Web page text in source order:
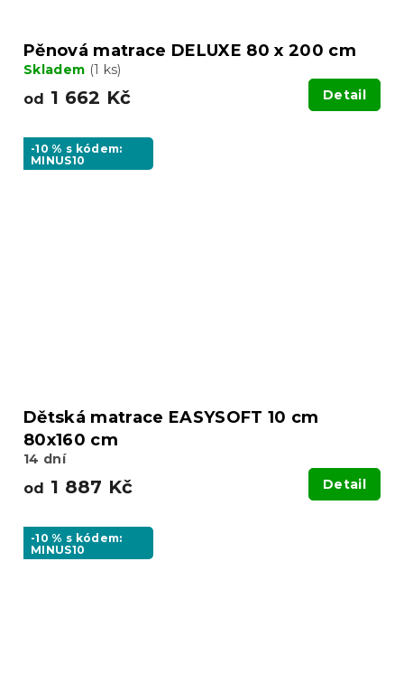
Pěnová matrace DELUXE 80 x 200 cm
Skladem (1 ks)
od 1 662 Kč Detail
-10 % s kódem:
MINUS10
Dětská matrace EASYSOFT 10 cm
80x160 cm
14 dní
od 1 887 Kč Detail
-10 % s kódem:
MINUS10